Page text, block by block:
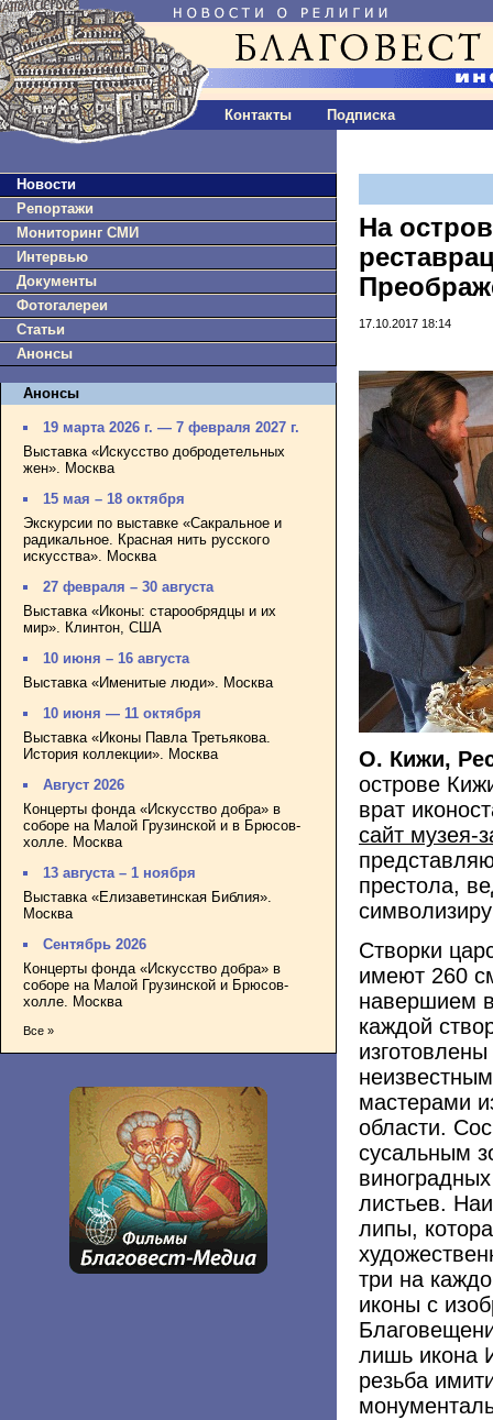
Контакты Подписка
Новости
Репортажи
Мониторинг СМИ
Интервью
Документы
Фотогалереи
Статьи
Анонсы
Анонсы
19 марта 2026 г. — 7 февраля 2027 г.
Выставка «Искусство добродетельных
жен». Москва
15 мая – 18 октября
Экскурсии по выставке «Сакральное и
радикальное. Красная нить русского
искусства». Москва
27 февраля – 30 августа
Выставка «Иконы: старообрядцы и их
мир». Клинтон, США
10 июня – 16 августа
Выставка «Именитые люди». Москва
10 июня — 11 октября
Выставка «Иконы Павла Третьякова.
История коллекции». Москва
Август 2026
Концерты фонда «Искусство добра» в
соборе на Малой Грузинской и в Брюсов-
холле. Москва
13 августа – 1 ноября
Выставка «Елизаветинская Библия».
Москва
Сентябрь 2026
Концерты фонда «Искусство добра» в
соборе на Малой Грузинской и Брюсов-
холле. Москва
Все »
На
17.10.2017 18:14
О. Кижи,
острове
врат
сайт музея-
престола,
Створки
имеют 260
навершием
каждой
мастерами
области.
сусальным
листьев.
липы,
три на
иконы с
лишь икона
резьба